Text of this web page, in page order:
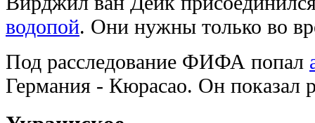
водопой. Они нужны только во
Под расследование ФИФА попал
Германия - Кюрасао. Он показал